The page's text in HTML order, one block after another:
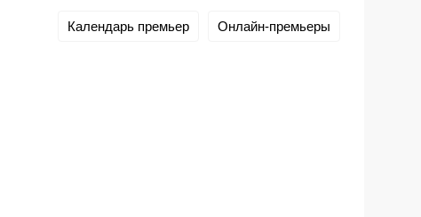
Календарь премьер Онлайн-премьеры